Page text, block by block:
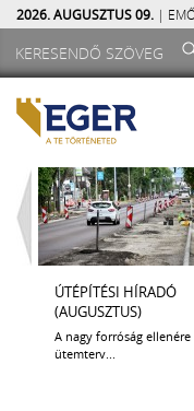
2026. AUGUSZTUS 09. |
ÚTÉPÍTÉSI HÍRADÓ
(AUGUSZTUS)
A nagy forróság ellenére
ütemterv...